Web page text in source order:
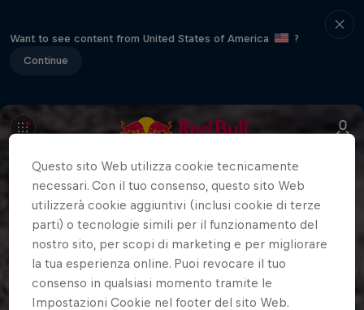
Want to see content from United States of America
?
Continue
Questo sito Web utilizza cookie tecnicamente
necessari. Con il tuo consenso, questo sito Web
utilizzerà cookie aggiuntivi (inclusi cookie di terze
parti) o tecnologie simili per il funzionamento del
nostro sito, per scopi di marketing e per migliorare
la tua esperienza online. Puoi revocare il tuo
consenso in qualsiasi momento tramite le
Impostazioni Cookie nel footer del sito Web.